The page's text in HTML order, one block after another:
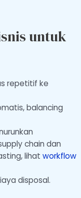
untuk
repetitif ke
balancing
chain dan
lihat workflow
disposal.